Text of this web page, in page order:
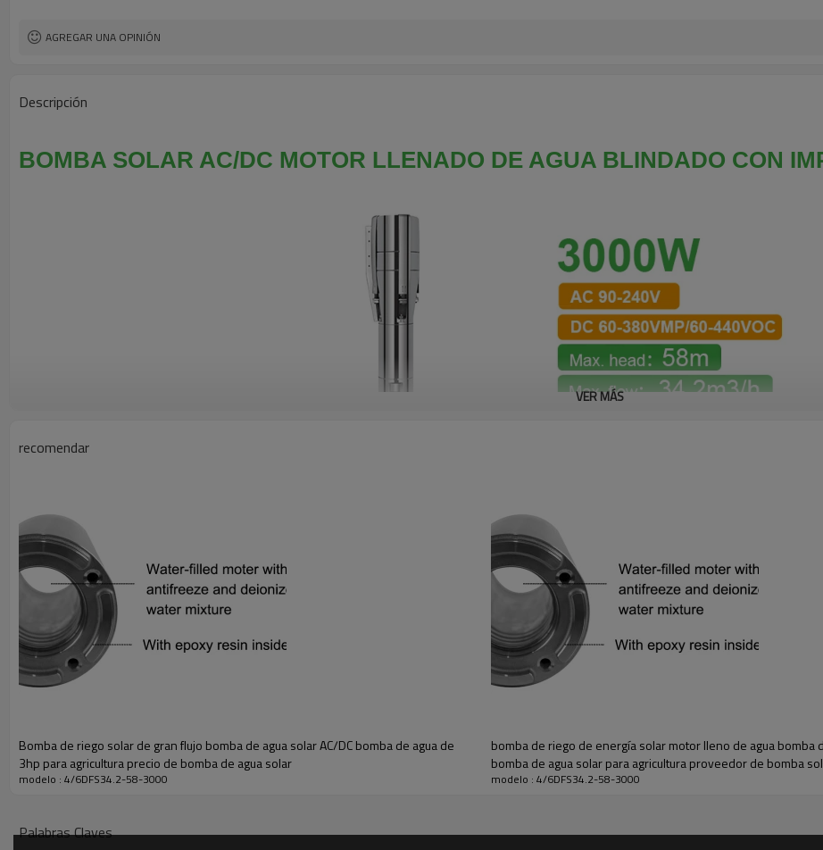
AGREGAR UNA OPINIÓN
Descripción
BOMBA SOLAR AC/DC MOTOR LLENADO DE AGUA BLINDADO CON
Modelo Rango de voltaje de CC Rango de voltaje de CA Flujo máximo
Cabeza máxima
4/6DFS34.2-58-3000
60-380 Vmp
(60-440 COV)
34,2 m3/hora
Toma de corriente Tamaño de la bomba fotovoltaica Modo de conexión
cuerpo de bomba
3”
330W*9
VER MÁS
recomendar
Bomba de riego solar de gran flujo bomba de agua solar AC/DC bomba de agua de
3hp para agricultura precio de bomba de agua solar
modelo : 4/6DFS34.2-58-3000
bomba de riego de energía solar motor lleno de agua bomba
bomba de agua solar para agricultura proveedor de bomba
modelo : 4/6DFS34.2-58-3000
Palabras Claves